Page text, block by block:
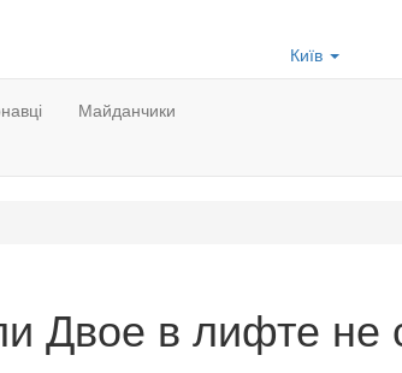
Київ
Майданчики
Двое в лифте не